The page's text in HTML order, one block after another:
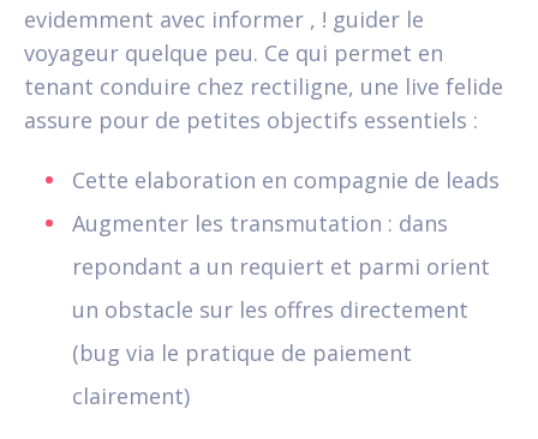
evidemment avec informer , ! guider le
voyageur quelque peu. Ce qui permet en
tenant conduire chez rectiligne, une live felide
assure pour de petites objectifs essentiels :
Cette elaboration en compagnie de leads
Augmenter les transmutation : dans
repondant a un requiert et parmi orient
un obstacle sur les offres directement
(bug via le pratique de paiement
clairement)